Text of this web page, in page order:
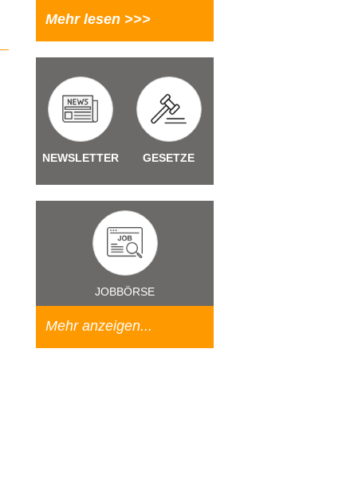
Mehr lesen >>>
NEWSLETTER GESETZE
JOBBÖRSE
Mehr anzeigen...